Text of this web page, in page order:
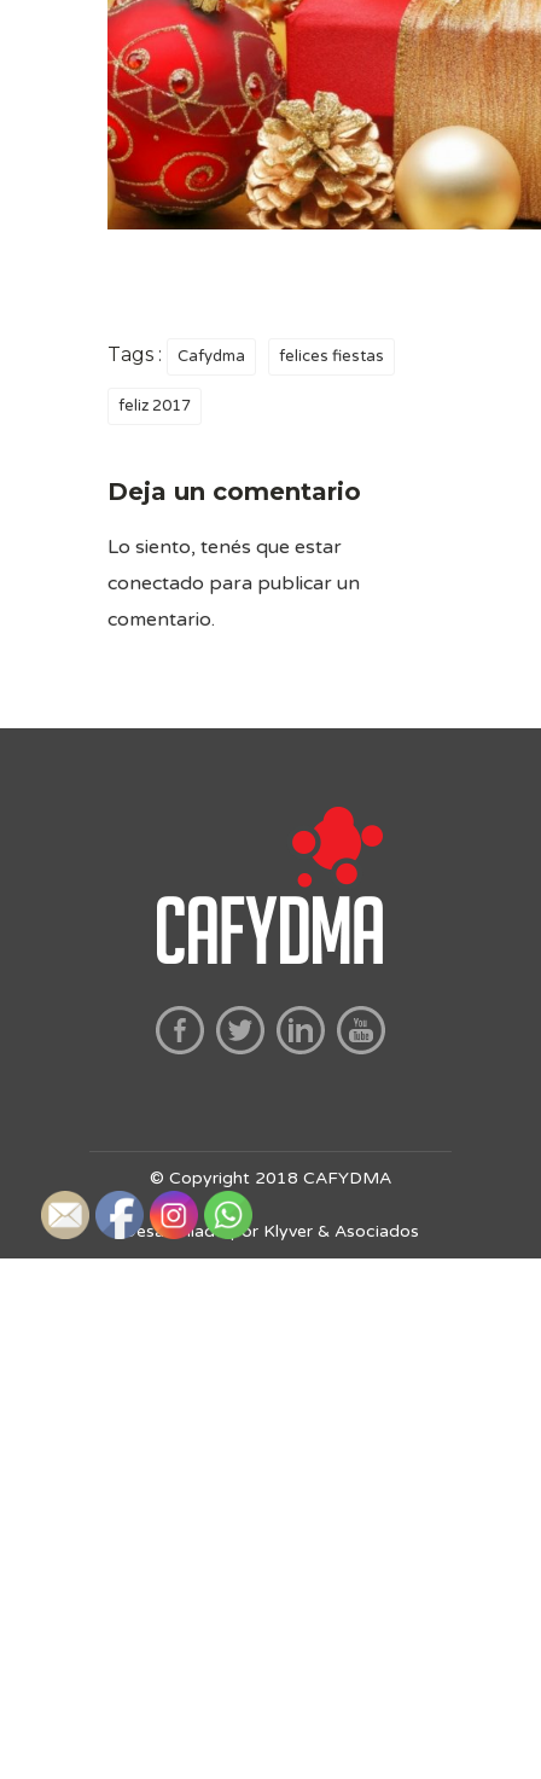
Tags : Cafydma felices fiestas
feliz 2017
Deja un comentario
Lo siento, tenés que estar
conectado para publicar un
comentario.
© Copyright 2018 CAFYDMA
Desarrollado por Klyver & Asociados